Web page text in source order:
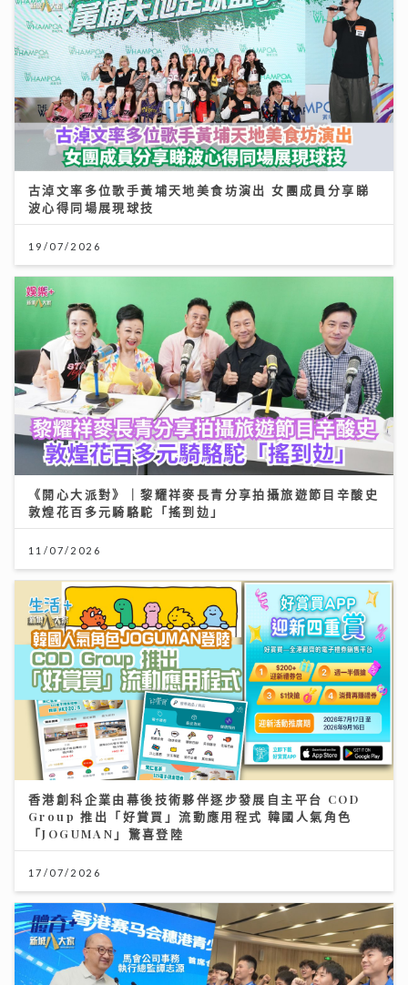
古淖文率多位歌手黃埔天地美食坊演出 女團成員分享睇
波心得同場展現球技
19/07/2026
《開心大派對》｜黎耀祥麥長青分享拍攝旅遊節目辛酸史
敦煌花百多元騎駱駝「搖到攰」
11/07/2026
香港創科企業由幕後技術夥伴逐步發展自主平台 COD
Group 推出「好賞買」流動應用程式 韓國人氣角色
「JOGUMAN」驚喜登陸
17/07/2026